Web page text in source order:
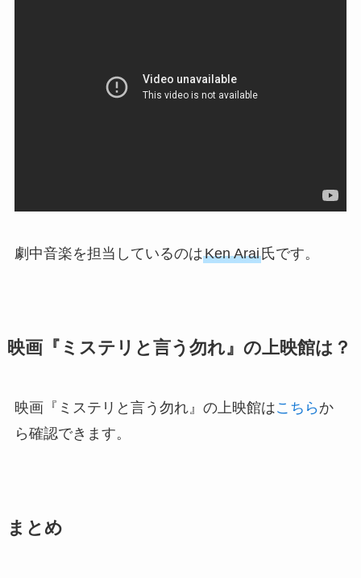
劇中音楽を担当しているのはKen Arai氏です。
映画『ミステリと言う勿れ』の上映館は？
映画『ミステリと言う勿れ』の上映館はこちら か
ら確認できます。
まとめ